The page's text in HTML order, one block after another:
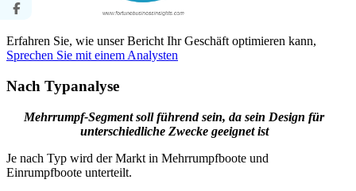
Erfahren Sie, wie unser Bericht Ihr Geschäft optimieren kann,
Sprechen Sie mit einem Analysten
Nach Typanalyse
Mehrrumpf-Segment soll führend sein, da sein Design für
unterschiedliche Zwecke geeignet ist
Je nach Typ wird der Markt in Mehrrumpfboote und
Einrumpfboote unterteilt.